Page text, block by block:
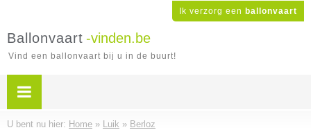
Ik verzorg een ballonvaart
Ballonvaart -vinden.be
Vind een ballonvaart bij u in de buurt!
U bent nu hier: Home » Luik » Berloz